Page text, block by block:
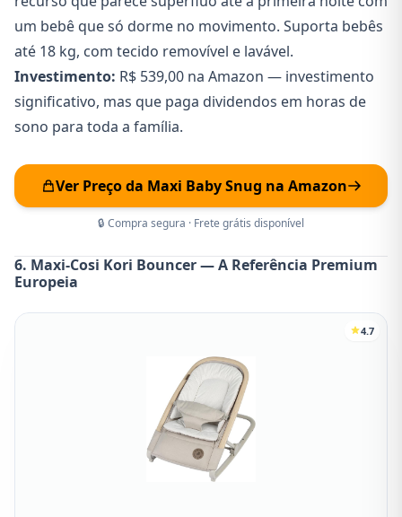
um bebê que só dorme no movimento. Suporta bebês
até 18 kg, com tecido removível e lavável.
Investimento: R$ 539,00 na Amazon — investimento
significativo, mas que paga dividendos em horas de
sono para toda a família.
Ver Preço da Maxi Baby Snug na Amazon
🔒 Compra segura · Frete grátis disponível
6. Maxi-Cosi Kori Bouncer — A Referência Premium
Europeia
4.7